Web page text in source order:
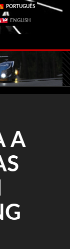
PORTUGUÊS
ENGLISH
A